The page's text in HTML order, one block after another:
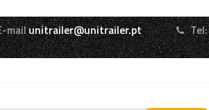
mailunitrailer@unitrailer.pt Tel: